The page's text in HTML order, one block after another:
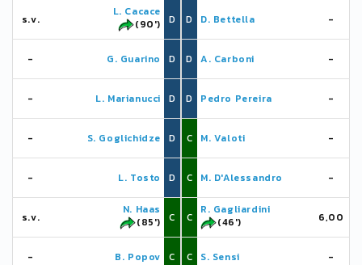
s.v.
L. Cacace
(90')
D
- G. Guarino D
- L. Marianucci D
- S. Goglichidze D
- L. Tosto D
s.v.
N. Haas
(85')
C
- B. Popov C
D D. Bettella -
D A. Carboni -
D Pedro Pereira -
C M. Valoti -
C M. D'Alessandro -
C
R. Gagliardini
(46')
6,00
C S. Sensi -